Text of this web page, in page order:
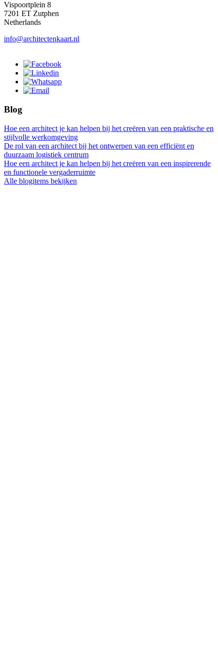
Vispoortplein 8
7201 ET Zutphen
Netherlands
info@architectenkaart.nl
Blog
Hoe een architect je kan helpen bij het creëren van een praktische en
stijlvolle werkomgeving
De rol van een architect bij het ontwerpen van een efficiënt en
duurzaam logistiek centrum
Hoe een architect je kan helpen bij het creëren van een inspirerende
en functionele vergaderruimte
Alle blogitems bekijken